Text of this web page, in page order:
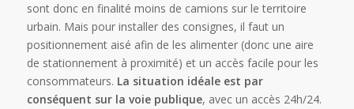
sont donc en finalité moins de camions sur le territoire
urbain. Mais pour installer des consignes, il faut un
positionnement aisé afin de les alimenter (donc une aire
de stationnement à proximité) et un accès facile pour les
consommateurs. La situation idéale est par
conséquent sur la voie publique, avec un accès 24h/24.